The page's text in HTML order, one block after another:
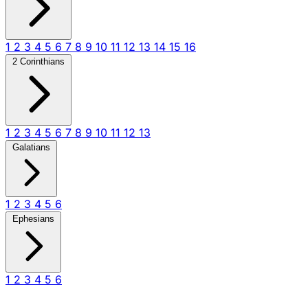
1 2 3 4 5 6 7 8 9 10 11 12 13 14 15 16
2 Corinthians
1 2 3 4 5 6 7 8 9 10 11 12 13
Galatians
1 2 3 4 5 6
Ephesians
1 2 3 4 5 6